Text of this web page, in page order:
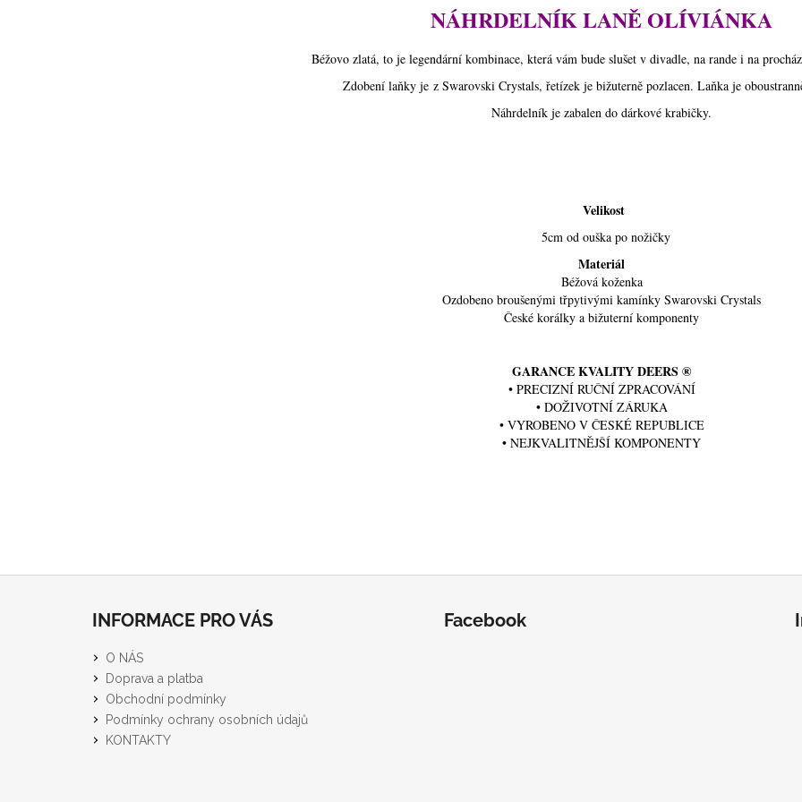
NÁHRDELNÍK LANĚ OLÍVIÁNKA
Béžovo zlatá, to je legendární kombinace, která vám bude slušet v divadle, na rande i na
Zdobení laňky je z Swarovski Crystals, řetízek je bižuterně pozlacen. Laňka je
Náhrdelník je zabalen do dárkové krabičky.
Velikost
5cm od ouška po nožičky
Materiál
Béžová koženka
Ozdobeno broušenými třpytivými kamínky Swarovski Crystals
České korálky a bižuterní komponenty
GARANCE KVALITY DEERS ®
• PRECIZNÍ RUČNÍ ZPRACOVÁNÍ
• DOŽIVOTNÍ ZÁRUKA
• VYROBENO V ČESKÉ REPUBLICE
• NEJKVALITNĚJŠÍ KOMPONENTY
INFORMACE PRO VÁS
O NÁS
Doprava a platba
Obchodní podmínky
Podmínky ochrany osobních údajů
KONTAKTY
Facebook